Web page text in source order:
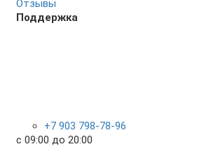
Отзывы
Поддержка
+7 903 798-78-96
с 09:00 до 20:00